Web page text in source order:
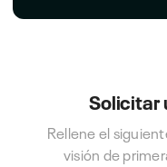
Solicitar
Rellene el
visión de